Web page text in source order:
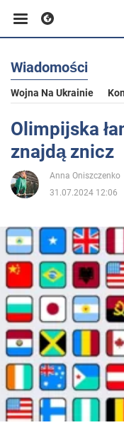
Biznes
Sport
Rozrywka
Polityka
Społeczeństwo
Wojna na Ukrainie
Świat
Wiadomości
Wojna Na Ukrainie
Olimpijska
znajdą znicz
Anna Oniszczenko
31.07.2024 12:06